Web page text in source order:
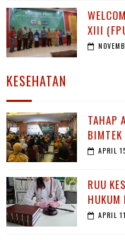
XIII
KESEHATAN
TAHAP
APRIL
RUU
HUKUM
APRIL